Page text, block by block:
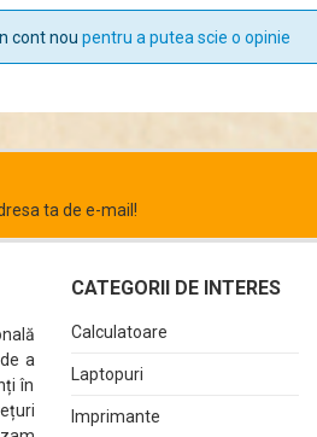
cont nou pentru a putea scie o opinie
ta de e-mail!
a
în
CATEGORII DE INTERES
Calculatoare
Laptopuri
Imprimante